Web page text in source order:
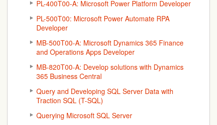
PL-400T00-A: Microsoft Power Platform Developer
PL-500T00: Microsoft Power Automate RPA
Developer
MB-500T00-A: Microsoft Dynamics 365 Finance
and Operations Apps Developer
MB-820T00-A: Develop solutions with Dynamics
365 Business Central
Query and Developing SQL Server Data with
Traction SQL (T-SQL)
Querying Microsoft SQL Server